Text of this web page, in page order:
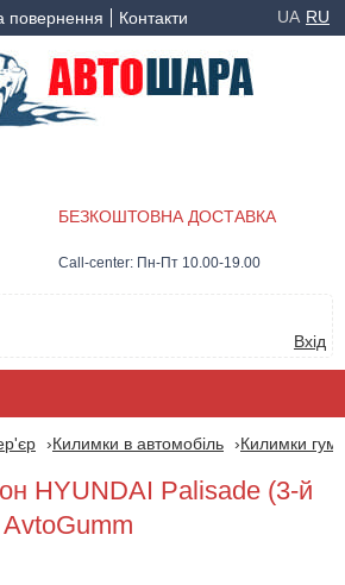
повернення Контакти UA RU
БЕЗКОШТОВНА ДОСТАВКА
Call-center: Пн-Пт 10.00-19.00
Вхід
Килимки в автомобіль Килимки
HYUNDAI Palisade (3-й